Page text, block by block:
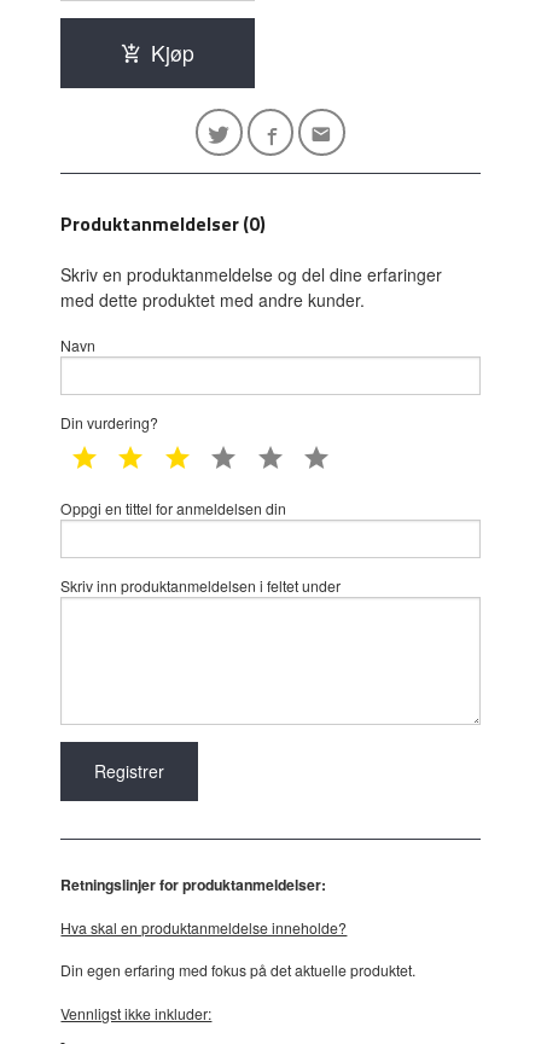
Kjøp
Produktanmeldelser (0)
Skriv en produktanmeldelse og del dine erfaringer
med dette produktet med andre kunder.
Navn
Din vurdering?
1 star 2 star 3 star 4 star 5 star
Oppgi en tittel for anmeldelsen din
Skriv inn produktanmeldelsen i feltet under
Retningslinjer for produktanmeldelser:
Hva skal en produktanmeldelse inneholde?
Din egen erfaring med fokus på det aktuelle produktet.
Vennligst ikke inkluder: